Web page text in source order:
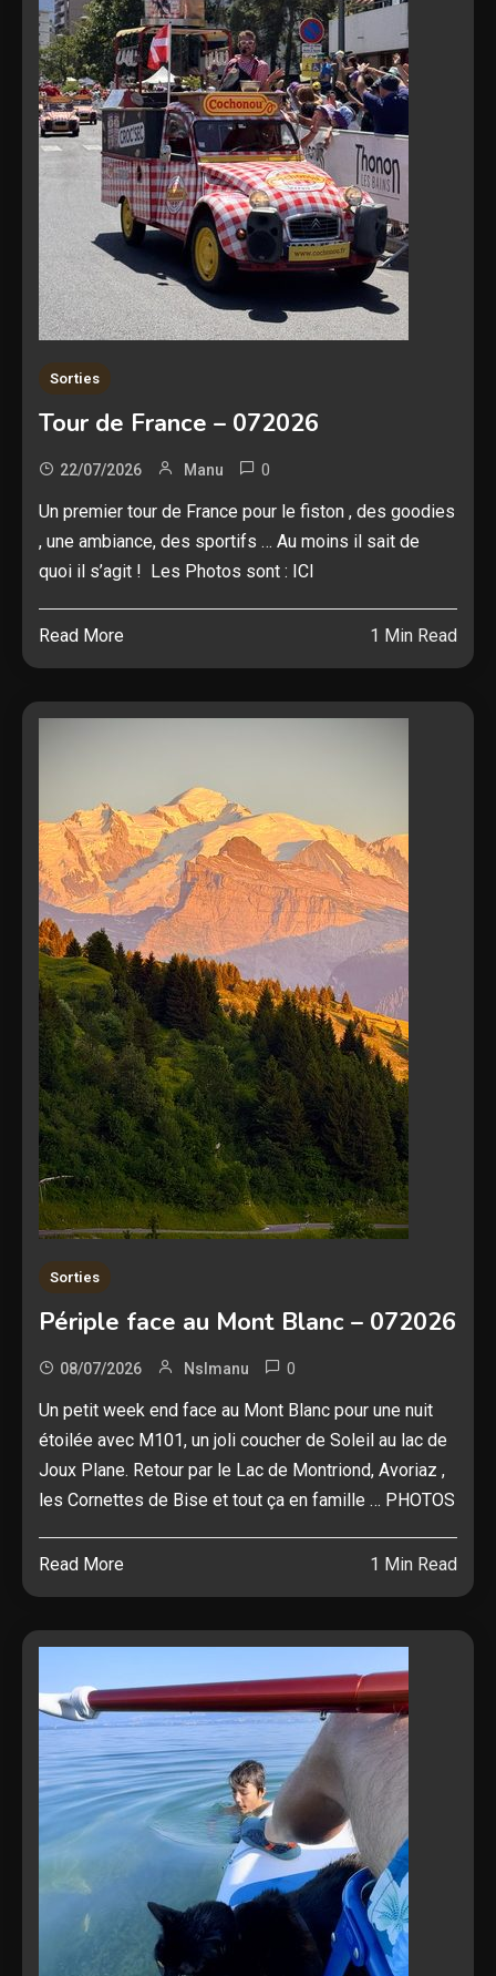
Sorties
Tour de France – 072026
22/07/2026 Manu 0
Un premier tour de France pour le fiston , des goodies
, une ambiance, des sportifs … Au moins il sait de
quoi il s’agit ! Les Photos sont : ICI
Read More 1 Min Read
Sorties
Périple face au Mont Blanc – 072026
08/07/2026 Nslmanu 0
Un petit week end face au Mont Blanc pour une nuit
étoilée avec M101, un joli coucher de Soleil au lac de
Joux Plane. Retour par le Lac de Montriond, Avoriaz ,
les Cornettes de Bise et tout ça en famille … PHOTOS
Read More 1 Min Read